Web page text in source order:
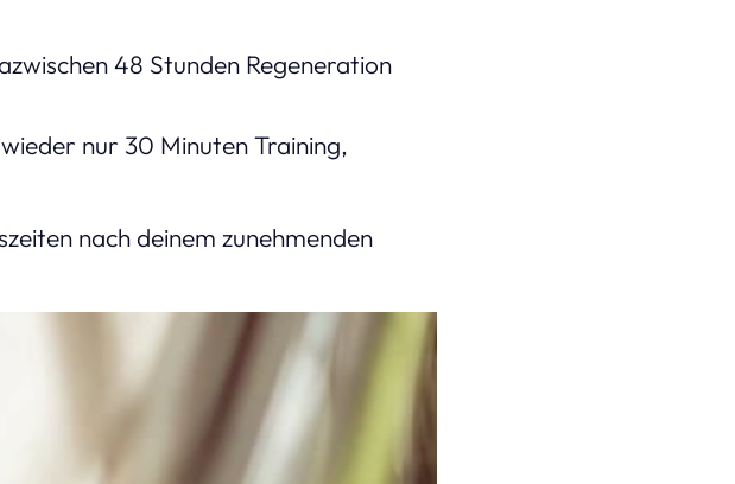
48 Stunden Regeneration
nur 30 Minuten Training,
nach deinem zunehmenden